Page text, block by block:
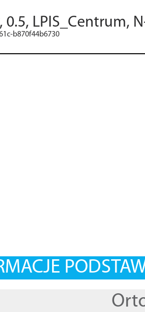
LPIS_Centrum,
b870f44b6730